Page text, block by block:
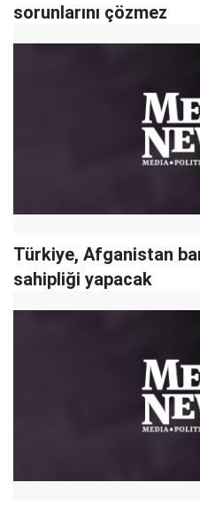
sorunlarını çözmez
Türkiye, Afganistan
sahipliği yapacak